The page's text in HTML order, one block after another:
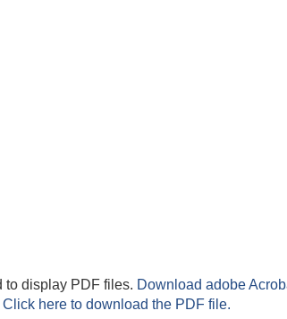
to display PDF files. Download adobe
Click here to download the PDF file.